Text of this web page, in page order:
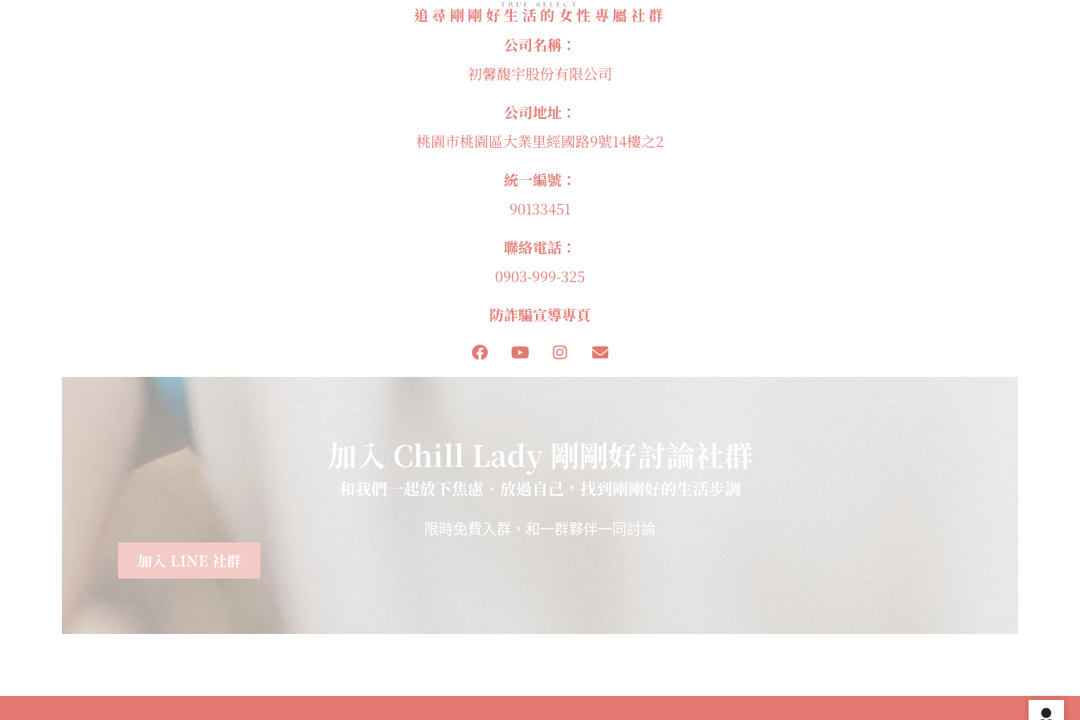
追尋剛剛好生活的女性專屬社群
公司名稱：
初馨馥宇股份有限公司
公司地址：
桃園市桃園區大業里經國路9號14樓之2
統一編號：
90133451
聯絡電話：
0903-999-325
防詐騙宣導專頁
加入 Chill Lady 剛剛好討論社群
和我們一起放下焦慮、放過自己，找到剛剛好的生活步調
限時免費入群，和一群夥伴一同討論
加入 LINE 社群